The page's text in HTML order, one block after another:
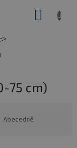
75 cm)
Abecedně